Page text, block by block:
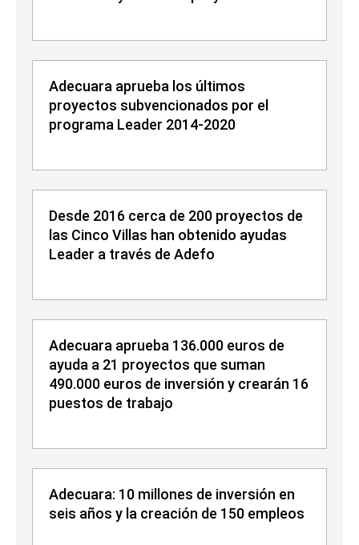
Adecuara aprueba los últimos
proyectos subvencionados por el
programa Leader 2014-2020
Desde 2016 cerca de 200 proyectos de
las Cinco Villas han obtenido ayudas
Leader a través de Adefo
Adecuara aprueba 136.000 euros de
ayuda a 21 proyectos que suman
490.000 euros de inversión y crearán 16
puestos de trabajo
Adecuara: 10 millones de inversión en
seis años y la creación de 150 empleos